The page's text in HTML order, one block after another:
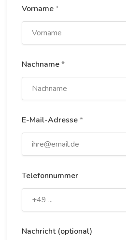
Vorname*
Nachname*
E-Mail-Adresse*
Telefonnummer
Nachricht (optional)